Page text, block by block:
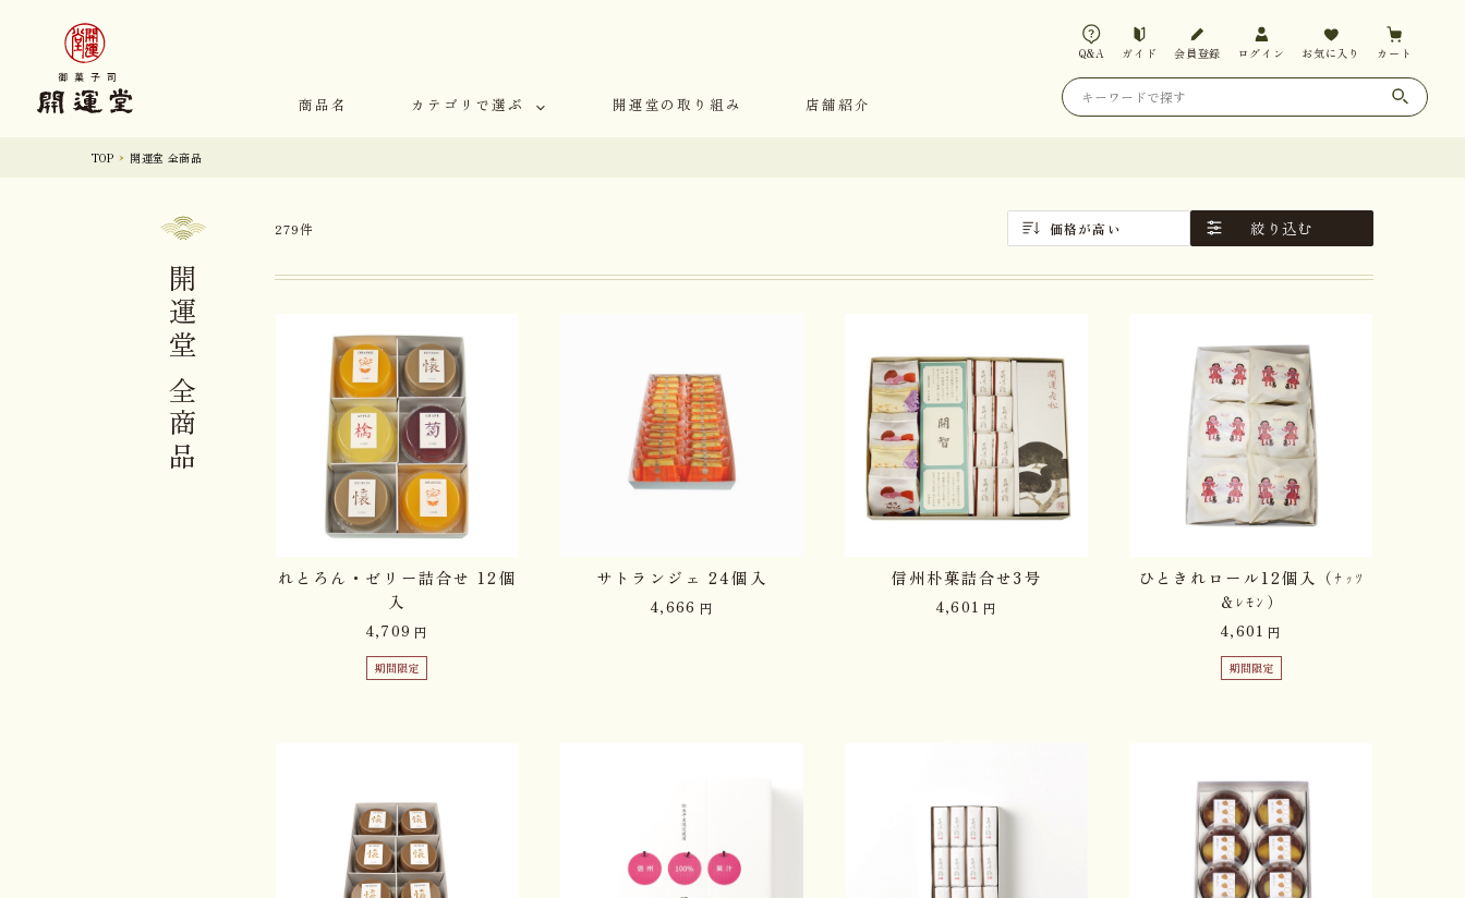
商品名 カテゴリで選ぶ 開運堂の取り組み 店舗紹介
Q&A ガイド 会員登録 ログイン お気に入り カート
TOP 開運堂 全商品
開運堂 全商品
279件 価格が高い 絞り込む
れとろん・ゼリー詰合せ 12個
入
4,709 円
期間限定
サトランジェ 24個入
4,666 円
信州朴菓詰合せ3号
4,601 円
ひときれロール12個入（ﾅｯﾂ
＆ﾚﾓﾝ）
4,601 円
期間限定